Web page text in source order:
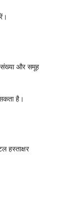
संख्या और समूह
है।
हस्ताक्षर